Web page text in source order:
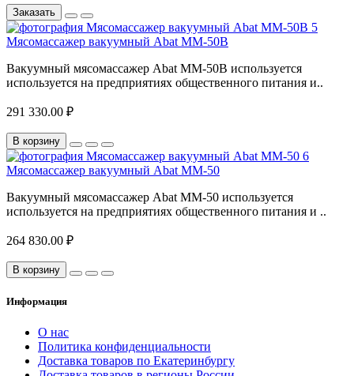
Заказать
Мясомассажер вакуумный Abat ММ-50В
Вакуумный мясомассажер Abat ММ-50В используется
используется на предприятиях общественного питания и..
291 330.00 ₽
В корзину
Мясомассажер вакуумный Abat ММ-50
Вакуумный мясомассажер Abat ММ-50 используется
используется на предприятиях общественного питания и ..
264 830.00 ₽
В корзину
Информация
О нас
Политика конфиденциальности
Доставка товаров по Екатеринбургу